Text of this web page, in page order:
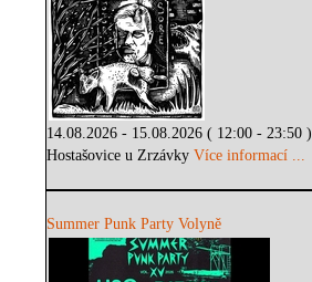
14.08.2026 - 15.08.2026 ( 12:00 - 23:50 )
Hostašovice u ZrzávkyVíce informací ...
Summer Punk Party Volyně